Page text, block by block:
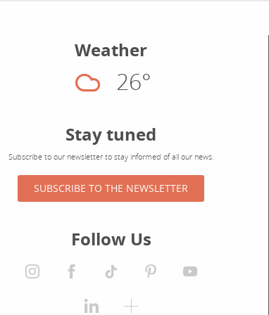
Weather
Cloudy
26°
Stay tuned
Subscribe to our newsletter to stay informed of all our news.
SUBSCRIBE TO THE NEWSLETTER
Follow Us